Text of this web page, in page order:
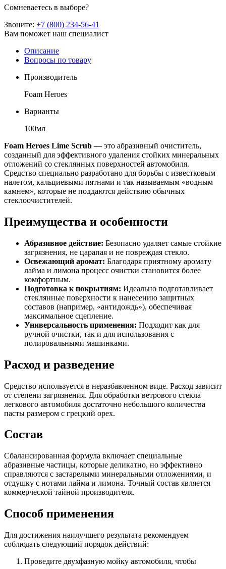
Сомневаетесь в выборе?
Звоните: +7 (800) 234-56-41
Вам поможет наш специалист
Описание
Вопросы по товару
Производитель
Foam Heroes
Варианты
100мл
Foam Heroes Lime Scrub — это абразивный очиститель,
созданный для эффективного удаления стойких минеральных
отложений со стеклянных поверхностей автомобиля.
Средство специально разработано для борьбы с известковым
налетом, кальциевыми пятнами и так называемым «водным
камнем», которые не поддаются действию обычных
стеклоочистителей.
Преимущества и особенности
Абразивное действие: Безопасно удаляет самые стойкие
загрязнения, не царапая и не повреждая стекло.
Освежающий аромат: Благодаря приятному аромату
лайма и лимона процесс очистки становится более
комфортным.
Подготовка к покрытиям: Идеально подготавливает
стеклянные поверхности к нанесению защитных
составов (например, «антидождь»), обеспечивая
максимальное сцепление.
Универсальность применения: Подходит как для
ручной очистки, так и для использования с
полировальными машинками.
Расход и разведение
Средство используется в неразбавленном виде. Расход зависит
от степени загрязнения. Для обработки ветрового стекла
легкового автомобиля достаточно небольшого количества
пасты размером с грецкий орех.
Состав
Сбалансированная формула включает специальные
абразивные частицы, которые деликатно, но эффективно
справляются с застарелыми минеральными отложениями, и
отдушку с нотами лайма и лимона. Точный состав является
коммерческой тайной производителя.
Способ применения
Для достижения наилучшего результата рекомендуем
соблюдать следующий порядок действий:
Проведите двухфазную мойку автомобиля, чтобы